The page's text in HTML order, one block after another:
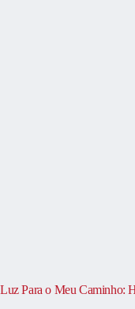
Luz Para o Meu Caminho: